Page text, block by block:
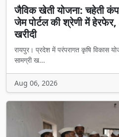
जैविक खेती योजना: चहेती
जेम पोर्टल की श्रेणी में
खरीदी
रायपुर। प्रदेश में परंपरागत कृषि विकास
सामग्री ख...
Aug 06, 2026